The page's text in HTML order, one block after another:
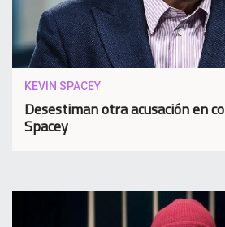
KEVIN SPACEY
Desestiman otra acusación en
Spacey